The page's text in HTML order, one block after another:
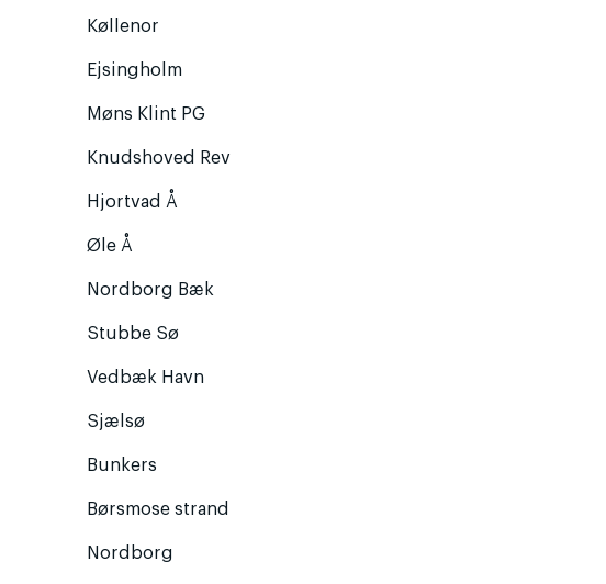
Køllenor
Ejsingholm
Møns Klint PG
Knudshoved Rev
Hjortvad Å
Øle Å
Nordborg Bæk
Stubbe Sø
Vedbæk Havn
Sjælsø
Bunkers
Børsmose strand
Nordborg